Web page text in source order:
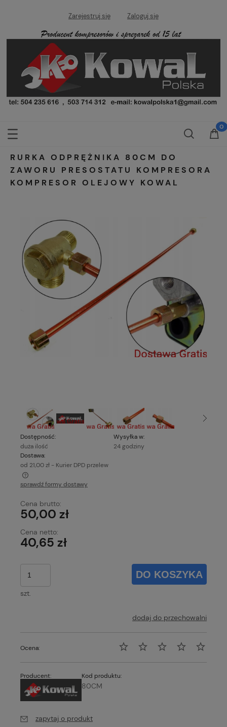
Zarejestruj się Zaloguj się
RURKA ODPRĘŻNIKA 80CM DO
ZAWORU PRESOSTATU KOMPRESORA
KOMPRESOR OLEJOWY KOWAL
Dostępność:
duża ilość
Wysyłka w:
24 godziny
Dostawa:
od 21,00 zł - Kurier DPD przelew
Cena nie zawiera ewentualnych kosztów płatności
sprawdź formy dostawy
Cena brutto:
50,00 zł
Cena netto:
40,65 zł
szt.
DO KOSZYKA
dodaj do przechowalni
Ocena:
Producent: Kod produktu:
80CM
zapytaj o produkt